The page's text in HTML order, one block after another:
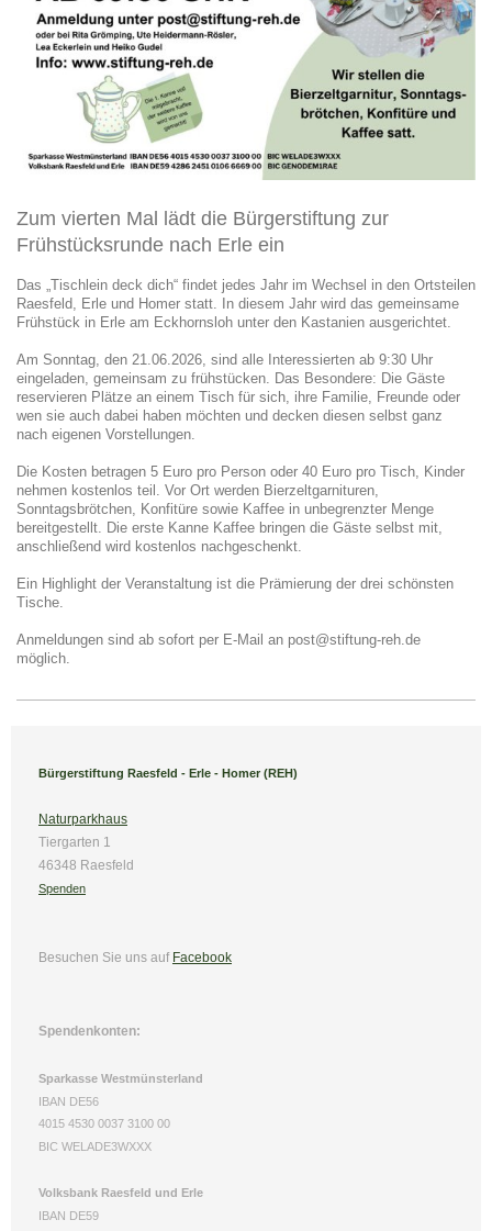
Zum vierten Mal lädt die Bürgerstiftung zur
Frühstücksrunde nach Erle ein
Das „Tischlein deck dich“ findet jedes Jahr im Wechsel in den Ortsteilen
Raesfeld, Erle und Homer statt. In diesem Jahr wird das gemeinsame
Frühstück in Erle am Eckhornsloh unter den Kastanien ausgerichtet.
Am Sonntag, den 21.06.2026, sind alle Interessierten ab 9:30 Uhr
eingeladen, gemeinsam zu frühstücken. Das Besondere: Die Gäste
reservieren Plätze an einem Tisch für sich, ihre Familie, Freunde oder
wen sie auch dabei haben möchten und decken diesen selbst ganz
nach eigenen Vorstellungen.
Die Kosten betragen 5 Euro pro Person oder 40 Euro pro Tisch, Kinder
nehmen kostenlos teil. Vor Ort werden Bierzeltgarnituren,
Sonntagsbrötchen, Konfitüre sowie Kaffee in unbegrenzter Menge
bereitgestellt. Die erste Kanne Kaffee bringen die Gäste selbst mit,
anschließend wird kostenlos nachgeschenkt.
Ein Highlight der Veranstaltung ist die Prämierung der drei schönsten
Tische.
Anmeldungen sind ab sofort per E-Mail an post@stiftung-reh.de
möglich.
Bürgerstiftung Raesfeld - Erle - Homer (REH)
Naturparkhaus
Tiergarten 1
46348 Raesfeld
Spenden
Besuchen Sie uns auf Facebook
Spendenkonten:
Sparkasse Westmünsterland
IBAN DE56
4015 4530 0037 3100 00
BIC WELADE3WXXX
Volksbank Raesfeld und Erle
IBAN DE59